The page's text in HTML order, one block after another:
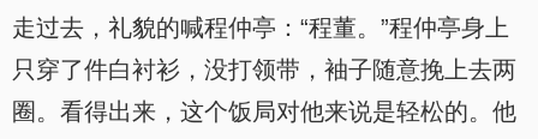
走过去，礼貌的喊程仲亭：“程董。”程仲亭身上
只穿了件白衬衫，没打领带，袖子随意挽上去两
圈。看得出来，这个饭局对他来说是轻松的。他